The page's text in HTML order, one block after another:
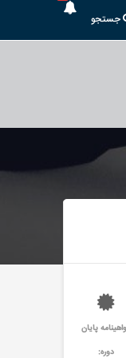
جستجو
پایان
دوره: